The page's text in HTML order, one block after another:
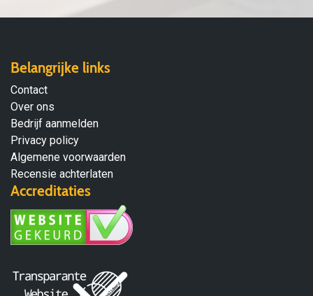
Belangrijke links
Contact
Over ons
Bedrijf aanmelden
Privacy policy
Algemene voorwaarden
Recensie achterlaten
Accreditaties